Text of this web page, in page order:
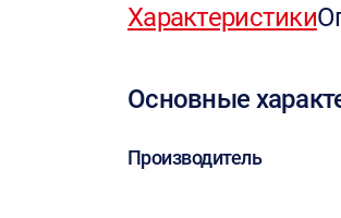
Характеристики
Основные
Производитель